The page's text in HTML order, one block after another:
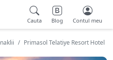
Cauta Blog Contul meu
Primasol Telatiye Resort Hotel